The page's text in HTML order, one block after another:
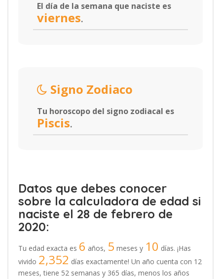
El día de la semana que naciste es
viernes.
Signo Zodiaco
Tu horoscopo del signo zodiacal es
Piscis.
Datos que debes conocer
sobre la calculadora de edad si
naciste el 28 de febrero de
2020:
Tu edad exacta es 6 años, 5 meses y 10 días. ¡Has
vivido 2,352 días exactamente! Un año cuenta con 12
meses, tiene 52 semanas y 365 días, menos los años